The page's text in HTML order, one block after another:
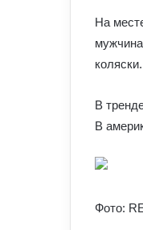
На
коляски.
В
В
Фото: